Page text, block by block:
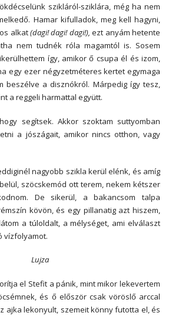
szikláról-sziklára, még ha nem
Hamar kifulladok, meg kell hagyni,
alkat(dagi! dagi! dagi!),ezt anyám hetente
nem tudnék róla magamtól is. Sosem
így, amikor ő csupa él és izom,
egy ezer négyzetméteres kertet egymaga
beszélve a disznókról. Márpedig így tesz,
a reggeli harmattal együtt.
segítsek. Akkor szoktam suttyomban
a jószágait, amikor nincs otthon, vagy
nagyobb szikla kerül elénk, és amíg
szöcskemód ott terem, nekem kétszer
De sikerül, a bakancsom talpa
kövön, és egy pillanatig azt hiszem,
a túloldalt, a mélységet, ami elválaszt
vízfolyamot.
Lujza
el Stefit a pánik, mint mikor lekevertem
és ő először csak vöröslő arccal
ajka lekonyult, szemeit könny futotta el, és